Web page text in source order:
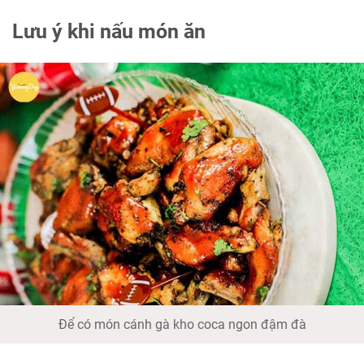
Lưu ý khi nấu món ăn
Để có món cánh gà kho coca ngon đậm đà